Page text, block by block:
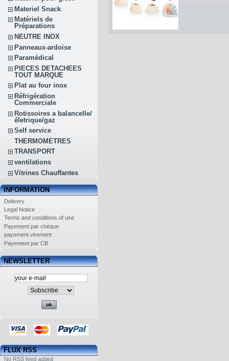
Materiel Snack
Matériels de
Préparations
NEUTRE INOX
Panneaux-ardoise
Paramédical
PIECES DETACHEES
TOUT MARQUE
Plat au four inox
Réfrigération
Commerciale
Rotissoires a balancelle/
életrique/gaz
Self service
THERMOMETRES
TRANSPORT
ventilations
Vitrines Chauffantes
INFORMATION
Delivery
Legal Notice
Terms and conditions of use
Payement par chèque
payement virement
Payement par CB
NEWSLETTER
FLUX RSS
No RSS feed added